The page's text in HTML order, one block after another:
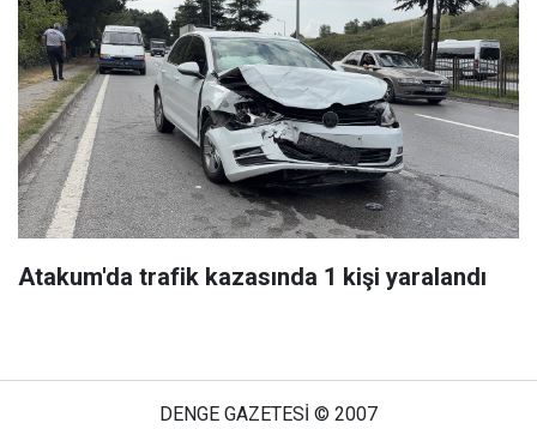
Atakum'da trafik kazasında 1 kişi yaralandı
DENGE GAZETESİ © 2007